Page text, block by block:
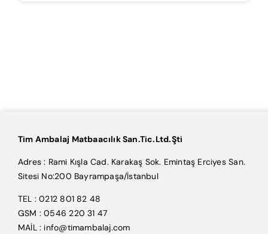
Tim Ambalaj Matbaacılık San.Tic.Ltd.Şti
Adres : Rami Kışla Cad. Karakaş Sok. Emintaş Erciyes San.
Sitesi No:200 Bayrampaşa/İstanbul
TEL : 0212 801 82 48
GSM : 0546 220 31 47
MAİL : info@timambalaj.com